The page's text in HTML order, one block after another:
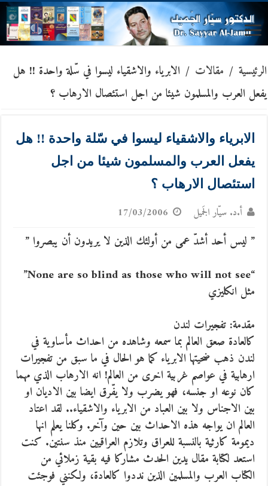
الرئيسية / مقالات / الابرياء والاشقياء ليسوا في سّلة واحدة !! هل
يفعل العرب والمسلمون شيئا من اجل استئصال الارهاب ؟
الابرياء والاشقياء ليسوا في سّلة واحدة !! هل
يفعل العرب والمسلمون شيئا من اجل
استئصال الارهاب ؟
أ.د. سيّار الجَميل 17/03/2006
” ليس أحد أشدّ عمى من أولئك الذين لا يريدون أن يبصروا ”
“None are so blind as those who will not see”
مثل انكليزي
مقدمة: تفجيرات لندن
كالعادة صعق العالم بما سمعه وشاهده من احداث مأساوية في
لندن ذهب ضحيتها الابرياء كما هو الحال في ما سبق من تفجيرات
ارهابية في عواصم غربية اخرى من العالم! انه الارهاب الذي مهما
كان نوعه او جنسه، فهو يضرب ولا يفّرق ايضا بين الاديان او
بين الاجناس ولا بين العباد من الابرياء والاشقياء.. لقد اعتاد
العالم ان يواجه هذه الاحداث بين حين وآخر. وكلنا يعلم انها
ديمومة كارثية بالنسبة للعراق وتلازم العراقيين منذ سنتين. كنت
استعد لكتابة مقال يدين الحدث مشاركا فيه بقية زملائي من
الكتاب العرب والمسلمين الذين نددوا كالعادة، ولكنني فوجئت